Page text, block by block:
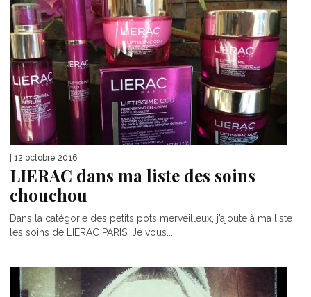
| 12 octobre 2016
LIERAC dans ma liste des soins
chouchou
Dans la catégorie des petits pots merveilleux, j’ajoute à ma liste
les soins de LIERAC PARIS. Je vous...